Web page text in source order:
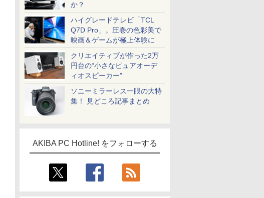
か？
ハイグレードテレビ「TCL
Q7D Pro」。圧巻の色彩美で
映画＆ゲームが極上体験に
クリエイティブが作った2万
円台の“小さなピュアオーデ
ィオスピーカー”
ソニーミラーレス一眼の大特
集！ 見どころ記事まとめ
AKIBA PC Hotline! をフォローする